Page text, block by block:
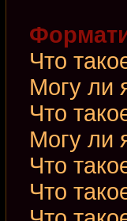
Что
Могу ли
Что
Могу ли
Что
Что